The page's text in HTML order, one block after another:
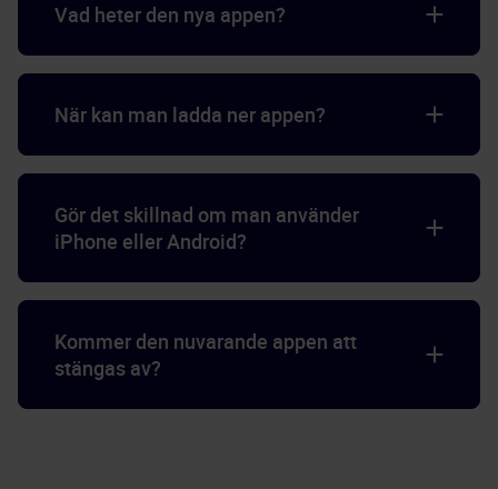
Vad heter den nya appen?
När kan man ladda ner appen?
Gör det skillnad om man använder
iPhone eller Android?
Kommer den nuvarande appen att
stängas av?